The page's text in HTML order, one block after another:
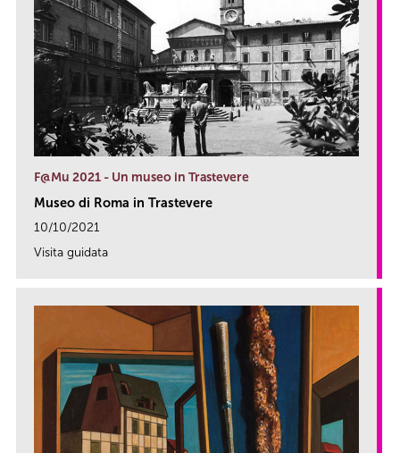
F@Mu 2021 - Un museo in Trastevere
Museo di Roma in Trastevere
10/10/2021
Visita guidata